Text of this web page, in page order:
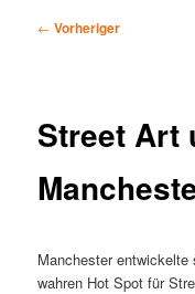
Beitragsnavigation
← Vorheriger
Street Art
Manchester
wahren Hot Spot für